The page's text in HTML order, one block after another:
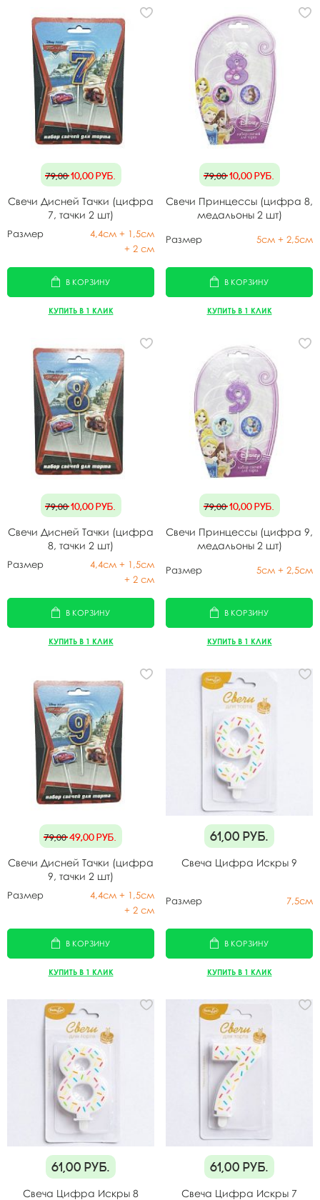
79,0010,00руб.
Свечи Дисней Тачки (цифра
7, тачки 2 шт)
Размер
4,4см + 1,5см
+ 2 см
В КОРЗИНУ
КУПИТЬ В 1 КЛИК
79,0010,00руб.
Свечи Принцессы (цифра 8,
медальоны 2 шт)
Размер 5см + 2,5см
В КОРЗИНУ
КУПИТЬ В 1 КЛИК
79,0010,00руб.
Свечи Дисней Тачки (цифра
8, тачки 2 шт)
Размер
4,4см + 1,5см
+ 2 см
В КОРЗИНУ
КУПИТЬ В 1 КЛИК
79,0010,00руб.
Свечи Принцессы (цифра 9,
медальоны 2 шт)
Размер 5см + 2,5см
В КОРЗИНУ
КУПИТЬ В 1 КЛИК
79,0049,00руб.
Свечи Дисней Тачки (цифра
9, тачки 2 шт)
Размер
4,4см + 1,5см
+ 2 см
В КОРЗИНУ
КУПИТЬ В 1 КЛИК
61,00 руб.
Свеча Цифра Искры 9
Размер 7,5см
В КОРЗИНУ
КУПИТЬ В 1 КЛИК
61,00 руб.
Свеча Цифра Искры 8
61,00 руб.
Свеча Цифра Искры 7